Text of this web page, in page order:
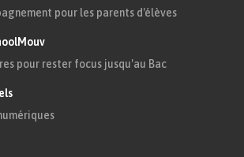
pour les parents d'élèves
pour rester focus jusqu'au Bac